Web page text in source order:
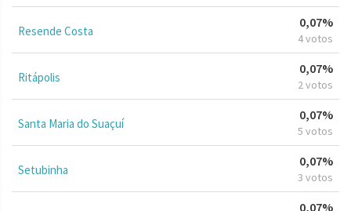
Resende Costa
0,07%
4 votos
Ritápolis
0,07%
2 votos
Santa Maria do Suaçuí
0,07%
5 votos
Setubinha
0,07%
3 votos
0,07%